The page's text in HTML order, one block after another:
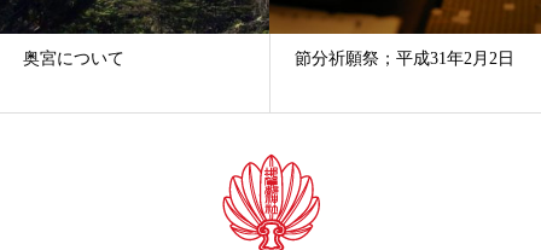
奥宮について 節分祈願祭；平成31年2月2日